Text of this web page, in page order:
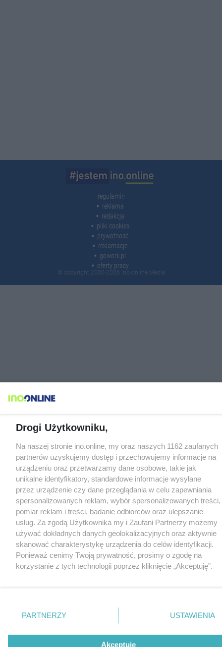
regulamin
reklama
redakcja
pliki cookies
prywatność
reklamacje
gowork.pl
oferty pracy
© copyright 2000-2026 Ino-online Media
Drogi Użytkowniku,
Na naszej stronie ino.online, my oraz naszych 1162 zaufanych
partnerów uzyskujemy dostęp i przechowujemy informacje na
urządzeniu oraz przetwarzamy dane osobowe, takie jak
unikalne identyfikatory, standardowe informacje wysyłane
przez urządzenie czy dane przeglądania w celu zapewniania
spersonalizowanych reklam, wybór spersonalizowanych treści,
pomiar reklam i treści, badanie odbiorców oraz ulepszanie
usług. Za zgodą Użytkownika my i Zaufani Partnerzy możemy
używać dokładnych danych geolokalizacyjnych oraz aktywnie
skanować charakterystykę urządzenia do celów identyfikacji.
Ponieważ cenimy Twoją prywatność, prosimy o zgodę na
korzystanie z tych technologii poprzez kliknięcie „Akceptuję”.
nie wymagają zgody użytkownika, ale masz prawo sprzeciwić
się takiemu przetwarzaniu. Preferencje będą miały
PARTNERZY USTAWIENIA
Akceptuję